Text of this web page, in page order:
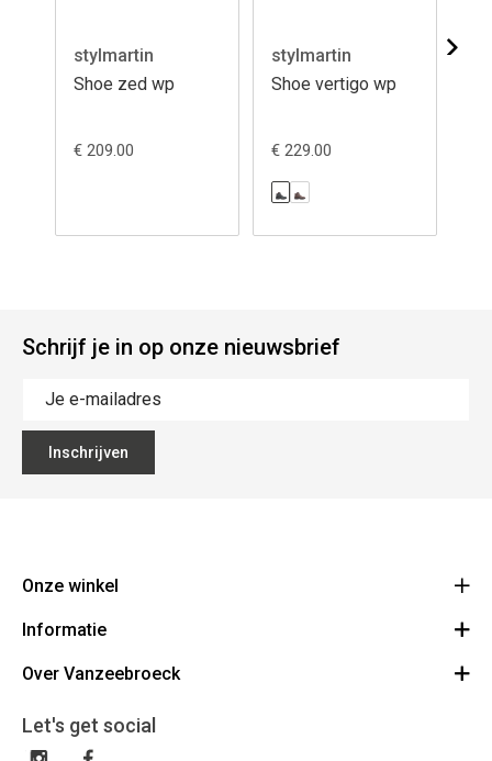
stylmartin
Shoe zed wp
€ 209.00
stylmartin
Shoe vertigo wp
€ 229.00
Schrijf je in op onze nieuwsbrief
Inschrijven
Onze winkel
Vanzeebroeck Motors
1600 Sint-Pieters-Leeuw
023316022
BE0425198510
Informatie
Bestelling annuleren
Algemene voorwaarden
Over Vanzeebroeck
Cadeaubon
Verzenden & Retourneren
Let's get social